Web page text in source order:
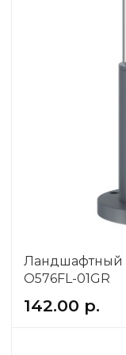
Ландшафтный
O576FL-01GR
142.00 р.